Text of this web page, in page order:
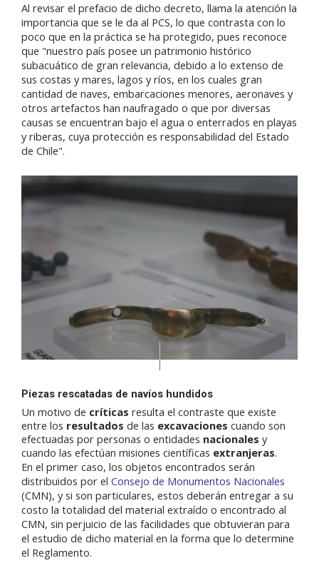
Al revisar el prefacio de dicho decreto, llama la atención la
importancia que se le da al PCS, lo que contrasta con lo
poco que en la práctica se ha protegido, pues reconoce
que "nuestro país posee un patrimonio histórico
subacuático de gran relevancia, debido a lo extenso de
sus costas y mares, lagos y ríos, en los cuales gran
cantidad de naves, embarcaciones menores, aeronaves y
otros artefactos han naufragado o que por diversas
causas se encuentran bajo el agua o enterrados en playas
y riberas, cuya protección es responsabilidad del Estado
de Chile".
Piezas rescatadas de navíos hundidos
Un motivo de críticas resulta el contraste que existe
entre los resultados de las excavaciones cuando son
efectuadas por personas o entidades nacionales y
cuando las efectúan misiones científicas extranjeras.
En el primer caso, los objetos encontrados serán
distribuidos por el Consejo de Monumentos Nacionales
(CMN), y si son particulares, estos deberán entregar a su
costo la totalidad del material extraído o encontrado al
CMN, sin perjuicio de las facilidades que obtuvieran para
el estudio de dicho material en la forma que lo determine
el Reglamento.